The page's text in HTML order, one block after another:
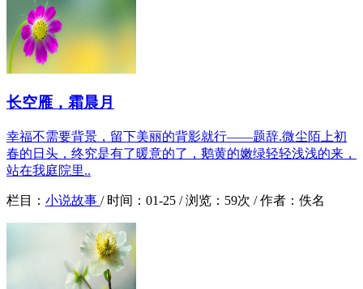
长空雁，霜晨月
幸福不需要背景，留下美丽的背影就行——题辞.微尘陌上初
春的日头，终究是有了暖意的了，鹅黄的嫩绿轻轻浅浅的来，
站在我庭院里..
栏目： 小说故事 / 时间： 01-25 /浏览： 59次 /作者： 佚名